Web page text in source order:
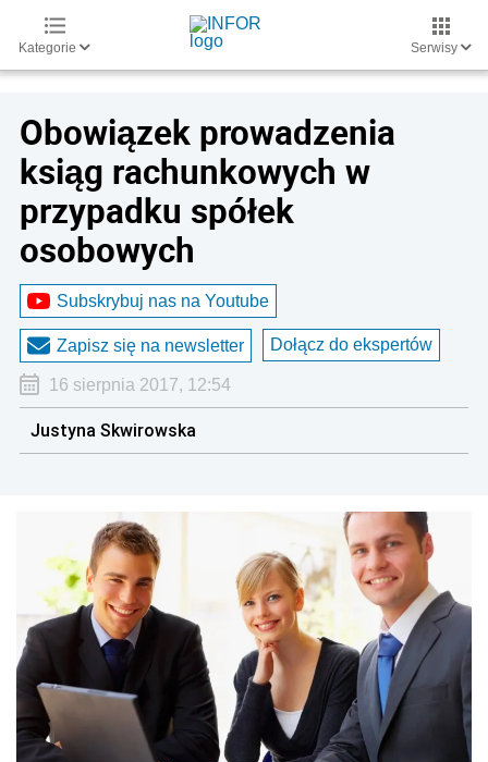
Kategorie Serwisy
Obowiązek prowadzenia
ksiąg rachunkowych w
przypadku spółek
osobowych
Subskrybuj nas na Youtube
Zapisz się na newsletter Dołącz do ekspertów
16 sierpnia 2017, 12:54
Justyna Skwirowska